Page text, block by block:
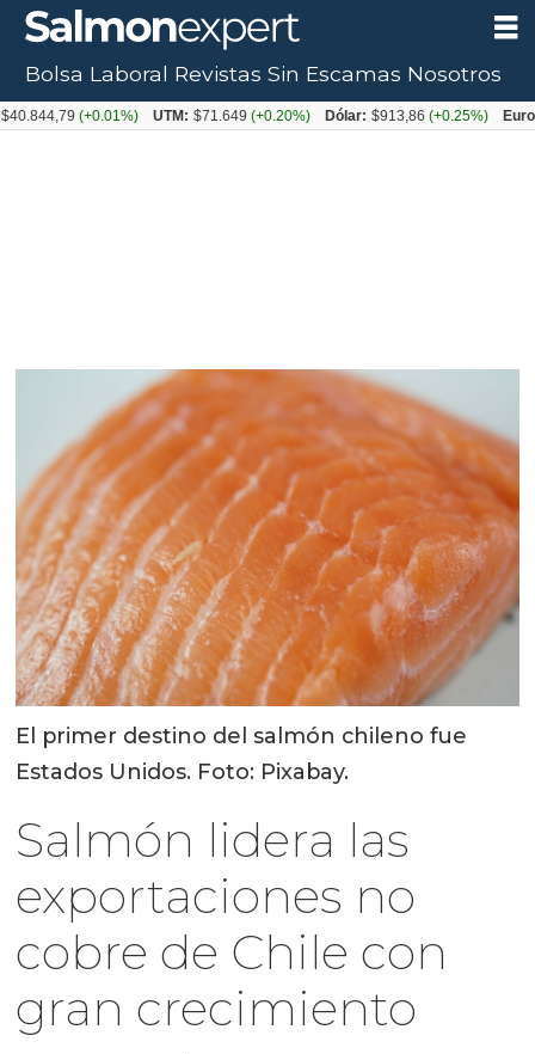
El primer destino del salmón chileno fue
Estados Unidos. Foto: Pixabay.
Salmón lidera las
exportaciones no
cobre de Chile con
gran crecimiento
Bolsa Laboral Revistas Sin Escamas Nosotros
(+0.01%) UTM: $71.649(+0.20%) Dólar: $913,86(+0.25%) Euro: